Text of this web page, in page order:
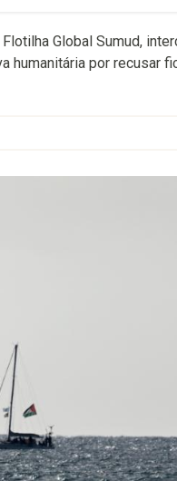
Global Sumud,
por recusar